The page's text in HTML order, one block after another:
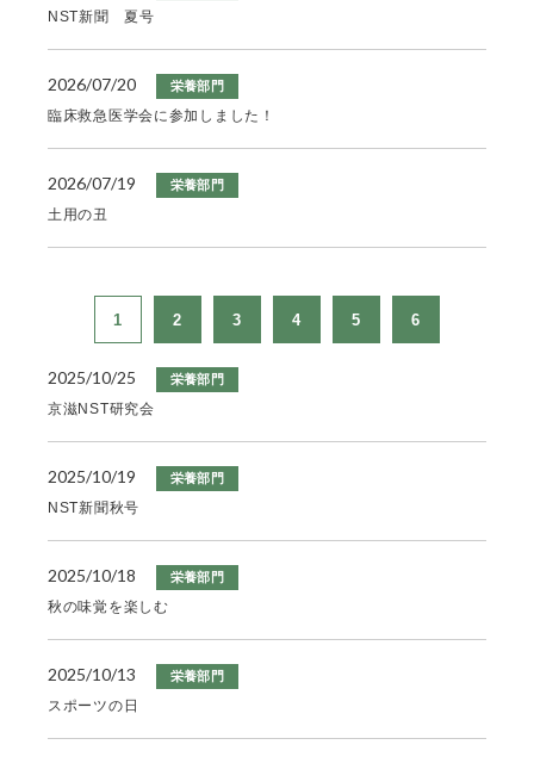
NST新聞 夏号
2026/07/20 栄養部門
臨床救急医学会に参加しました！
2026/07/19 栄養部門
土用の丑
1 2 3 4 5 6
2025/10/25 栄養部門
京滋NST研究会
2025/10/19 栄養部門
NST新聞秋号
2025/10/18 栄養部門
秋の味覚を楽しむ
2025/10/13 栄養部門
スポーツの日